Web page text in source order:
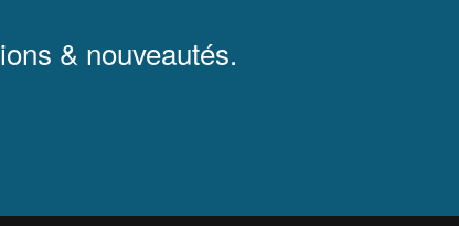
& nouveautés.